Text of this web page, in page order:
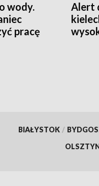
wody.
pracę
Alert
BIAŁYSTOK /